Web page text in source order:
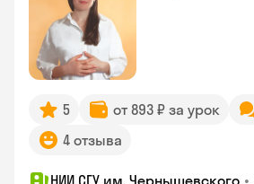
5 от 893 ₽ за урок
4 отзыва
НИИ СГУ им. Чернышевского